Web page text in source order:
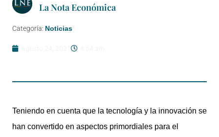
La Nota Económica
Categoría: Noticias
Teniendo en cuenta que la tecnología y la innovación se
han convertido en aspectos primordiales para el